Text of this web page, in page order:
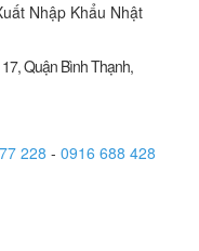
Nhập Khẩu Nhật
Quận Bình Thạnh,
228 - 0916 688 428